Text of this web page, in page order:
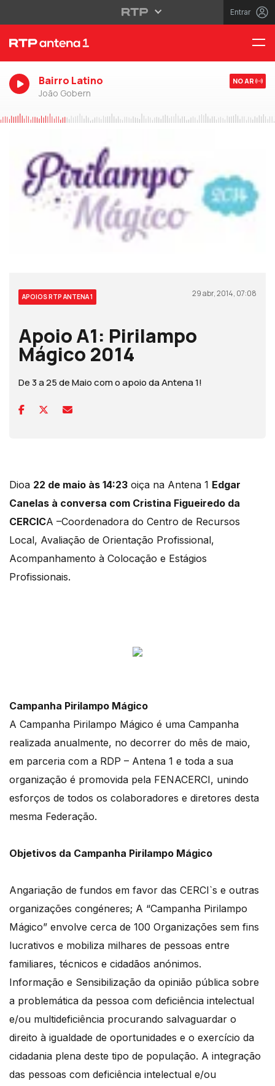
Entrar
Bairro Latino
João Gobern
NO AR
APOIOS RTP ANTENA 1 29 abr, 2014, 07:08
Apoio A1: Pirilampo
Mágico 2014
De 3 a 25 de Maio com o apoio da Antena 1!
Dioa 22 de maio às 14:23 oiça na Antena 1 Edgar
Canelas à conversa com Cristina Figueiredo da
CERCICA –Coordenadora do Centro de Recursos
Local, Avaliação de Orientação Profissional,
Acompanhamento à Colocação e Estágios
Profissionais.
Campanha Pirilampo Mágico
A Campanha Pirilampo Mágico é uma Campanha
realizada anualmente, no decorrer do mês de maio,
em parceria com a RDP – Antena 1 e toda a sua
organização é promovida pela FENACERCI, unindo
esforços de todos os colaboradores e diretores desta
mesma Federação.
Objetivos da Campanha Pirilampo Mágico
Angariação de fundos em favor das CERCI`s e outras
organizações congéneres; A “Campanha Pirilampo
Mágico” envolve cerca de 100 Organizações sem fins
lucrativos e mobiliza milhares de pessoas entre
familiares, técnicos e cidadãos anónimos.
Informação e Sensibilização da opinião pública sobre
a problemática da pessoa com deficiência intelectual
e/ou multideficiência procurando salvaguardar o
direito à igualdade de oportunidades e o exercício da
cidadania plena deste tipo de população. A integração
das pessoas com deficiência intelectual e/ou